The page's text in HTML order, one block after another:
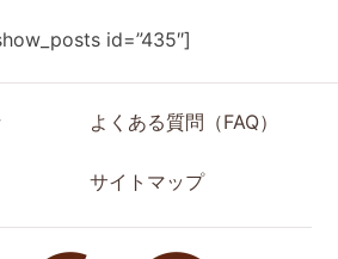
id=”435″]
よくある質問（FAQ）
サイトマップ